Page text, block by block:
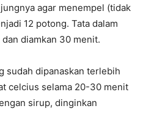
agar menempel (tidak
12 potong. Tata dalam
diamkan 30 menit.
sudah dipanaskan terlebih
celcius selama 20-30 menit
sirup, dinginkan